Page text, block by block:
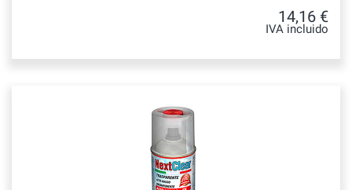
14,16 €
IVA incluido